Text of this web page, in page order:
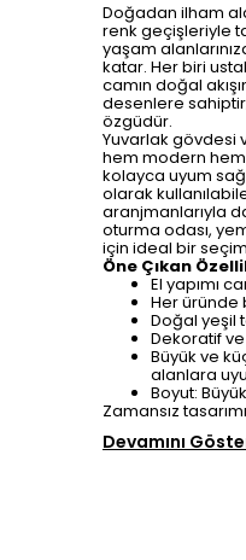
Doğadan ilham
renk geçişleriyle
yaşam
katar. Her biri
camın doğal
desenlere
özgüdür.
Yuvarlak gövdesi
hem modern
kolayca uyum
olarak
aranjmanlarıyla
oturma odası,
için ideal bir
Öne Çıkan
El yapımı
Her üründe
Doğal yeşil
Dekoratif
Büyük ve
alanlara
Boyut:
Zamansız
Devamını